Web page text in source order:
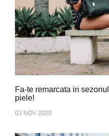
Fa-te remarcata in
piele!
03 NOV 2020